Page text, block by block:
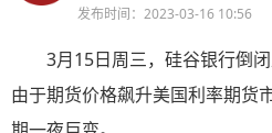
发布时间：2023-03-16 10:56
3月15日周三，硅谷银行倒
由于期货价格飙升美国利率期货